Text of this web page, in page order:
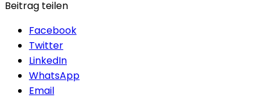
Beitrag teilen
Facebook
Twitter
LinkedIn
WhatsApp
Email